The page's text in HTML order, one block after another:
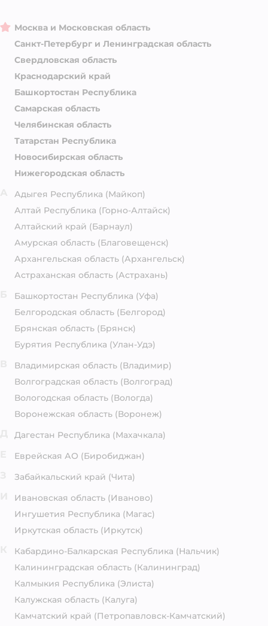
Москва и Московская область
Санкт-Петербург и Ленинградская область
Свердловская область
Краснодарский край
Башкортостан Республика
Самарская область
Челябинская область
Татарстан Республика
Новосибирская область
Нижегородская область
Адыгея Республика (Майкоп)
Алтай Республика (Горно-Алтайск)
Алтайский край (Барнаул)
Амурская область (Благовещенск)
Архангельская область (Архангельск)
Астраханская область (Астрахань)
Башкортостан Республика (Уфа)
Белгородская область (Белгород)
Брянская область (Брянск)
Бурятия Республика (Улан-Удэ)
Владимирская область (Владимир)
Волгоградская область (Волгоград)
Вологодская область (Вологда)
Воронежская область (Воронеж)
Дагестан Республика (Махачкала)
Еврейская АО (Биробиджан)
Забайкальский край (Чита)
Ивановская область (Иваново)
Ингушетия Республика (Магас)
Иркутская область (Иркутск)
Кабардино-Балкарская Республика (Нальчик)
Калининградская область (Калининград)
Калмыкия Республика (Элиста)
Калужская область (Калуга)
Камчатский край (Петропавловск-Камчатский)